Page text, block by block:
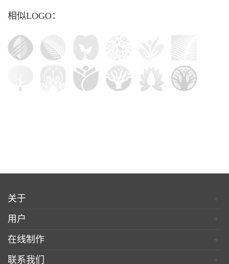
相似LOGO：
关于
+
用户
+
在线制作
+
联系我们
+